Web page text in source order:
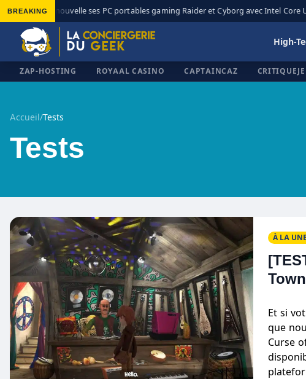
BREAKING
◆ MSI renouvelle ses PC portables gaming Raider et Cyborg avec Intel Core Ultra
High-
ZAP-HOSTING ROYAAL CASINO CAPTAINCAZ
Accueil/Tests
Tests
À LA UNE
Et si
que
Curse